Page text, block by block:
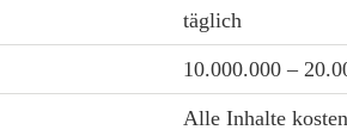
täglich
10.000.000 –
Alle Inhalte